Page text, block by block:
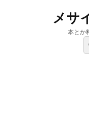
メサ
本とか